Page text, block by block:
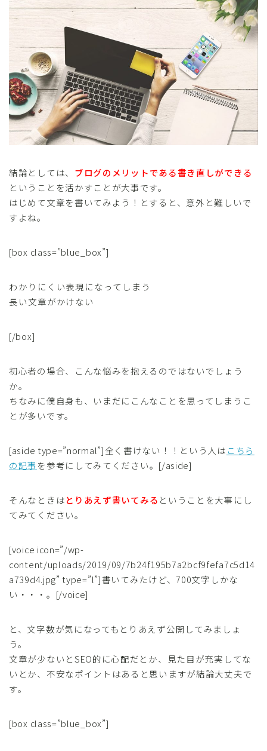
結論としては、 ブログのメリットである書き直しができる
ということを活かすことが大事です。
はじめて文章を書いてみよう！とすると、意外と難しいで
すよね。
[box class=”blue_box”]
わかりにくい表現になってしまう
長い文章がかけない
[/box]
初心者の場合、こんな悩みを抱えるのではないでしょう
か。
ちなみに僕自身も、いまだにこんなことを思ってしまうこ
とが多いです。
[aside type=”normal”]全く書けない！！という人は こちら
の記事を参考にしてみてください。[/aside]
そんなときはとりあえず書いてみる ということを大事にし
てみてください。
[voice icon=”/wp-
content/uploads/2019/09/7b24f195b7a2bcf9fefa7c5d14
a739d4.jpg” type=”l”]書いてみたけど、700文字しかな
い・・・。[/voice]
と、文字数が気になってもとりあえず公開してみましょ
う。
文章が少ないとSEO的に心配だとか、見た目が充実してな
いとか、不安なポイントはあると思いますが結論大丈夫で
す。
[box class=”blue_box”]